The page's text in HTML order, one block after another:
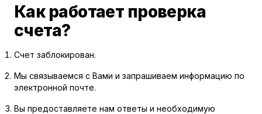
Как работает проверка
счета?
Счет заблокирован.
Мы связываемся с Вами и запрашиваем информацию по
электронной почте.
Вы предоставляете нам ответы и необходимую